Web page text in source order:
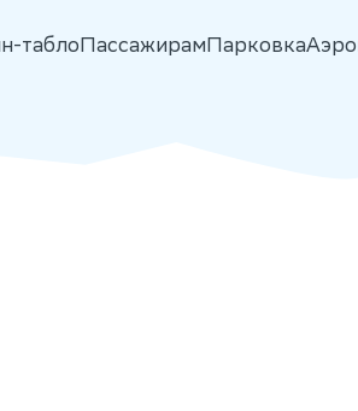
таблоПассажирамПарковка